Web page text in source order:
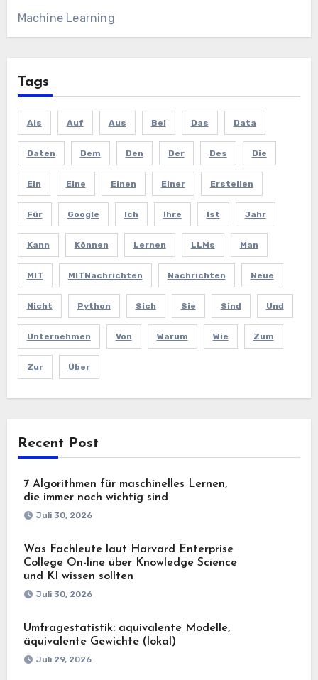
Machine Learning
Tags
Als Auf Aus Bei Das Data
Daten Dem Den Der Des Die
Ein Eine Einen Einer Erstellen
Für Google Ich Ihre Ist Jahr
Kann Können Lernen LLMs Man
MIT MITNachrichten Nachrichten Neue
Nicht Python Sich Sie Sind Und
Unternehmen Von Warum Wie Zum
Zur Über
Recent Post
7 Algorithmen für maschinelles Lernen,
die immer noch wichtig sind
Juli 30, 2026
Was Fachleute laut Harvard Enterprise
College On-line über Knowledge Science
und KI wissen sollten
Juli 30, 2026
Umfragestatistik: äquivalente Modelle,
äquivalente Gewichte (lokal)
Juli 29, 2026